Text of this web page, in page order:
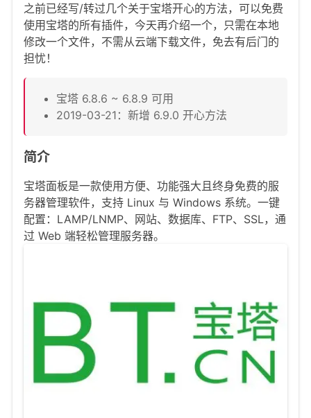
之前已经写/转过几个关于宝塔开心的方法，可以免费
使用宝塔的所有插件，今天再介绍一个，只需在本地
修改一个文件，不需从云端下载文件，免去有后门的
担忧！
宝塔 6.8.6 ~ 6.8.9 可用
2019-03-21：新增 6.9.0 开心方法
简介
宝塔面板是一款使用方便、功能强大且终身免费的服
务器管理软件，支持 Linux 与 Windows 系统。一键
配置：LAMP/LNMP、网站、数据库、FTP、SSL，通
过 Web 端轻松管理服务器。